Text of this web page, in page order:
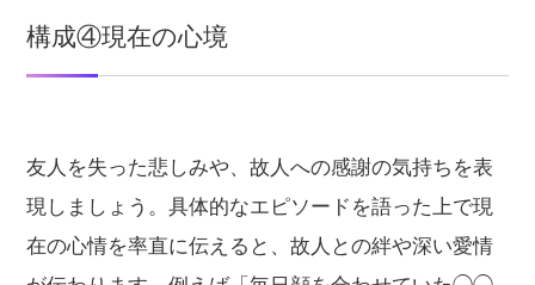
構成④現在の心境
友人を失った悲しみや、故人への感謝の気持ちを表
現しましょう。具体的なエピソードを語った上で現
在の心情を率直に伝えると、故人との絆や深い愛情